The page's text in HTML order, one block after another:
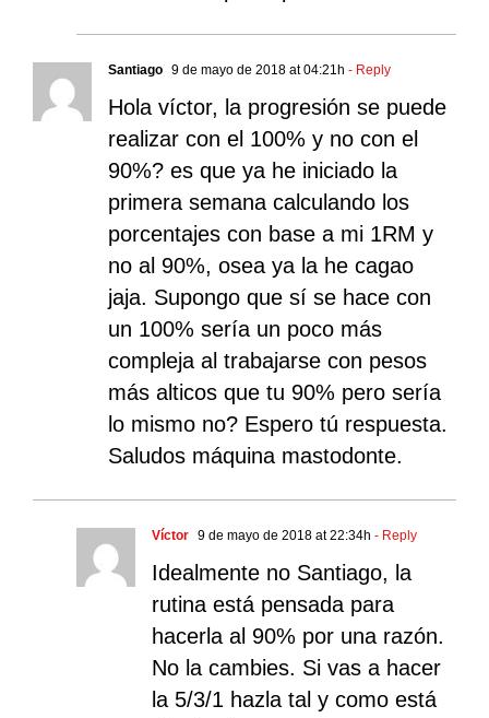
Santiago 9 de mayo de 2018 at 04:21h - Reply
Hola víctor, la progresión se puede
realizar con el 100% y no con el
90%? es que ya he iniciado la
primera semana calculando los
porcentajes con base a mi 1RM y
no al 90%, osea ya la he cagao
jaja. Supongo que sí se hace con
un 100% sería un poco más
compleja al trabajarse con pesos
más alticos que tu 90% pero sería
lo mismo no? Espero tú respuesta.
Saludos máquina mastodonte.
Víctor 9 de mayo de 2018 at 22:34h - Reply
Idealmente no Santiago, la
rutina está pensada para
hacerla al 90% por una razón.
No la cambies. Si vas a hacer
la 5/3/1 hazla tal y como está